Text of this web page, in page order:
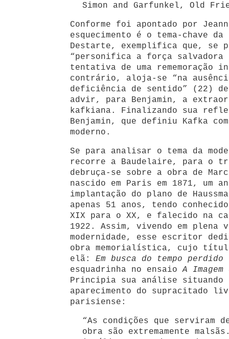
Simon and Garfunkel, Old
Conforme foi apontado por
esquecimento é o tema-chave
Destarte, exemplifica que, se
“personifica a força salvadora
tentativa de uma rememoração
contrário, aloja-se “na
deficiência de sentido” (22)
advir, para Benjamin, a
kafkiana. Finalizando sua
Benjamin, que definiu Kafka
moderno.
Se para analisar o tema da
recorre a Baudelaire, para o
debruça-se sobre a obra de
nascido em Paris em 1871, um
implantação do plano de
apenas 51 anos, tendo
XIX para o XX, e falecido na
1922. Assim, vivendo em plena
modernidade, esse escritor
obra memorialística, cujo
elã: Em busca do tempo perdido
esquadrinha no ensaioA
Principia sua análise situando
aparecimento do supracitado
parisiense:
“As condições que serviram
obra são extremamente